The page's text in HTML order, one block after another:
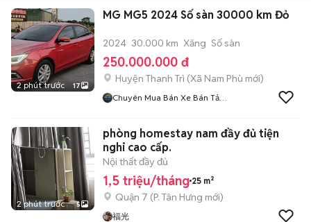
2 phút trước 17
MG MG5 2024 Số sàn 30000 km Đỏ
2024 30.000 km Xăng Số sàn
250.000.000 đ
Huyện Thanh Trì (Xã Nam Phù mới)
Chuyên Mua Bán Xe Bán Tải
2 phút trước 5
phòng homestay nam đầy đủ tiện
nghi cao cấp.
Nội thất đầy đủ
1,5 triệu/tháng 25 m²
Quận 7 (P. Tân Hưng mới)
福光